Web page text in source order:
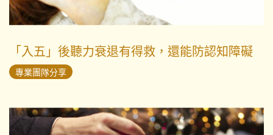
「入五」後聽力衰退有得救，還能防認知障礙
專業團隊分享